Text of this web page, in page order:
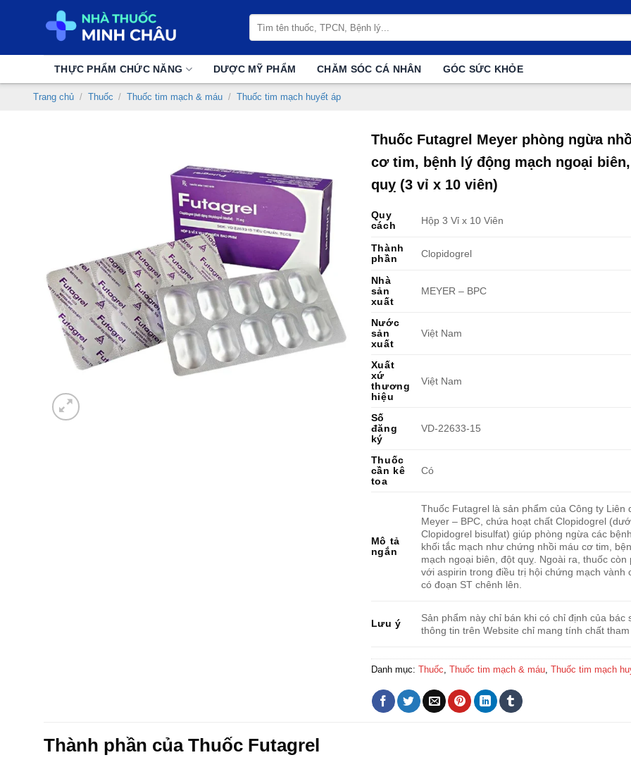
kiếm:
THỰC PHẨM CHỨC NĂNG DƯỢC MỸ PHẨM CHĂM SÓC CÁ NHÂN GÓC SỨC KHỎE
Trang chủ / Thuốc / Thuốc tim mạch & máu / Thuốc tim mạch huyết áp
Thuốc Futagrel Meyer phòng ngừa
cơ tim, bệnh lý động mạch ngoại
quỵ (3 vỉ x 10 viên)
Quy
cách
Hộp 3 Vỉ x 10 Viên
Thành
phần
Clopidogrel
Nhà
sản
xuất
MEYER – BPC
Nước
sản
xuất
Việt Nam
Xuất
xứ
thương
hiệu
Việt Nam
Số
đăng
ký
VD-22633-15
Thuốc
cần kê
toa
Có
Mô tả
ngắn
Thuốc Futagrel là sản phẩm của Công ty Liên
Meyer – BPC, chứa hoạt chất Clopidogrel
Clopidogrel bisulfat) giúp phòng ngừa các
khối tắc mạch như chứng nhồi máu cơ tim,
mạch ngoại biên, đột quỵ. Ngoài ra, thuốc còn
với aspirin trong điều trị hội chứng mạch vành
có đoạn ST chênh lên.
Lưu ý
Sản phẩm này chỉ bán khi có chỉ định của bác
thông tin trên Website chỉ mang tính chất tham
Danh mục: Thuốc, Thuốc tim mạch & máu, Thuốc tim mạch
Thành phần của Thuốc Futagrel